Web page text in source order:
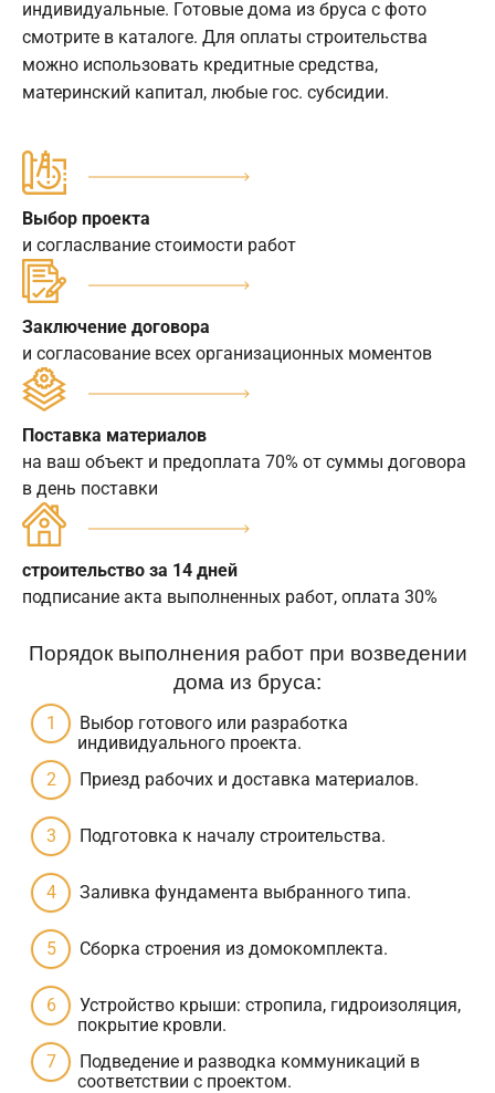
индивидуальные. Готовые дома из бруса с фото
смотрите в каталоге. Для оплаты строительства
можно использовать кредитные средства,
материнский капитал, любые гос. субсидии.
Выбор проекта
и согласлвание стоимости работ
Заключение договора
и согласование всех организационных моментов
Поставка материалов
на ваш объект и предоплата 70% от суммы договора
в день поставки
строительство за 14 дней
подписание акта выполненных работ, оплата 30%
Порядок выполнения работ при возведении
дома из бруса:
Выбор готового или разработка
индивидуального проекта.
Приезд рабочих и доставка материалов.
Подготовка к началу строительства.
Заливка фундамента выбранного типа.
Сборка строения из домокомплекта.
Устройство крыши: стропила, гидроизоляция,
покрытие кровли.
Подведение и разводка коммуникаций в
соответствии с проектом.